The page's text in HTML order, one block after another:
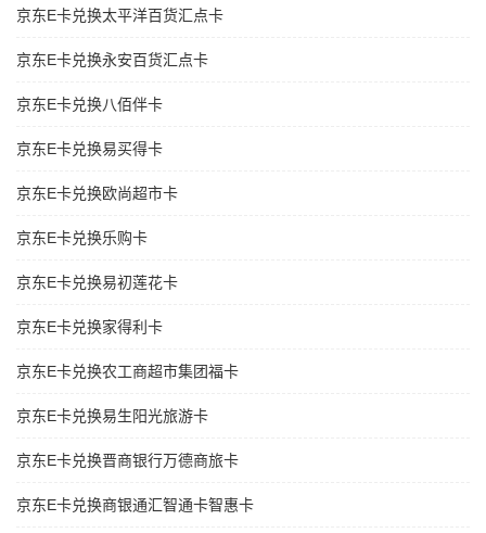
京东E卡兑换太平洋百货汇点卡
京东E卡兑换永安百货汇点卡
京东E卡兑换八佰伴卡
京东E卡兑换易买得卡
京东E卡兑换欧尚超市卡
京东E卡兑换乐购卡
京东E卡兑换易初莲花卡
京东E卡兑换家得利卡
京东E卡兑换农工商超市集团福卡
京东E卡兑换易生阳光旅游卡
京东E卡兑换晋商银行万德商旅卡
京东E卡兑换商银通汇智通卡智惠卡